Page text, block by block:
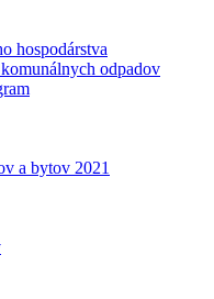
hospodárstva
odpadov
a bytov 2021